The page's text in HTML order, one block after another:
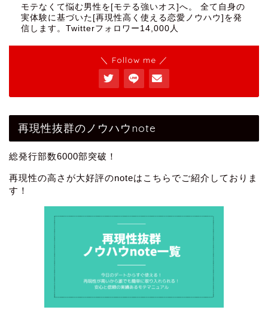
モテなくて悩む男性を[モテる強いオス]へ。 全て自身の
実体験に基づいた[再現性高く使える恋愛ノウハウ]を発
信します。Twitterフォロワー14,000人
＼ Follow me ／
再現性抜群のノウハウnote
総発行部数6000部突破！
再現性の高さが大好評のnoteはこちらでご紹介しておりま
す！